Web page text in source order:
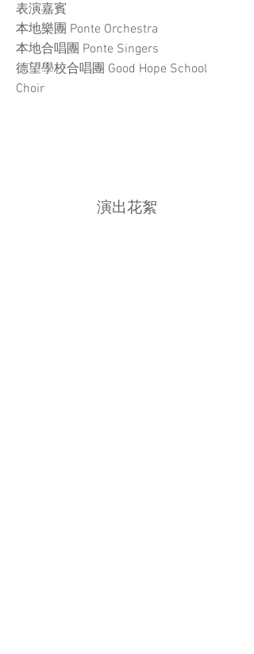
表演嘉賓
本地樂團 Ponte Orchestra
本地合唱團 Ponte Singers
德望學校合唱團 Good Hope School
Choir
​演出花絮